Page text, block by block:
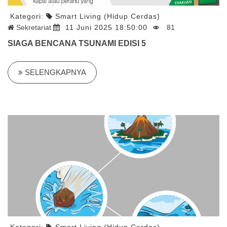
Kategori:
Smart Living (Hidup Cerdas)
Sekretariat
11 Juni 2025 18:50:00 81
SIAGA BENCANA TSUNAMI EDISI 5
SELENGKAPNYA